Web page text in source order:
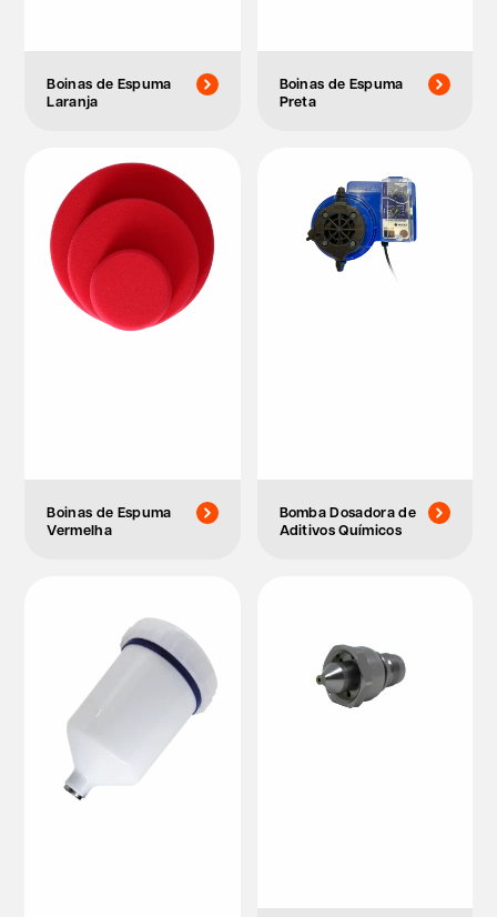
Boinas de Espuma
Laranja
Boinas de Espuma
Preta
Boinas de Espuma
Vermelha
Bomba Dosadora de
Aditivos Químicos